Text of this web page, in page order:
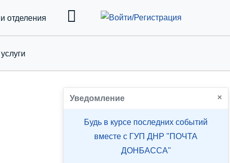
отделения
Уведомление ×
Будь в курсе последних событий
вместе с ГУП ДНР "ПОЧТА
ДОНБАССА"